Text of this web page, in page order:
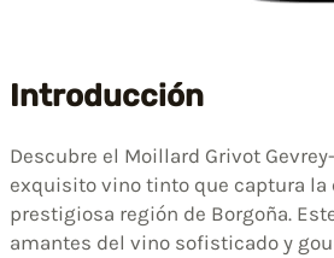
Introducción
Descubre el Moillard Grivot
exquisito vino tinto que captura la
prestigiosa región de Borgoña.
amantes del vino sofisticado y